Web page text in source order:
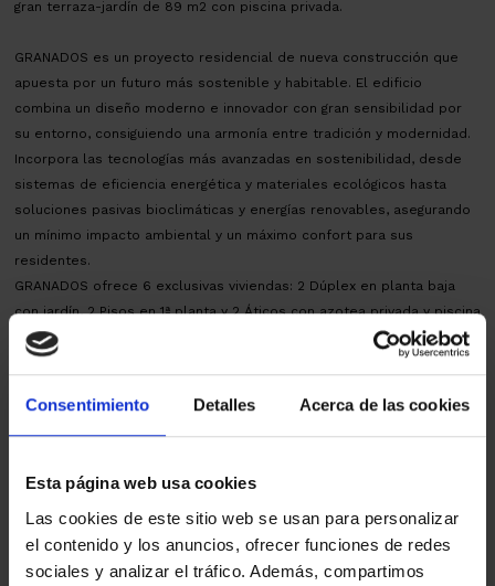
Consentimiento Detalles Acerca de las cookies
Esta página web usa cookies
Las cookies de este sitio web se usan para personalizar
el contenido y los anuncios, ofrecer funciones de redes
sociales y analizar el tráfico. Además, compartimos
gran terraza-jardín de 89 m2 con piscina privada.
GRANADOS es un proyecto residencial de nueva construcción que
apuesta por un futuro más sostenible y habitable. El edificio
combina un diseño moderno e innovador con gran sensibilidad por
su entorno, consiguiendo una armonía entre tradición y modernidad.
Incorpora las tecnologías más avanzadas en sostenibilidad, desde
sistemas de eficiencia energética y materiales ecológicos hasta
soluciones pasivas bioclimáticas y energías renovables, asegurando
un mínimo impacto ambiental y un máximo confort para sus
residentes.
GRANADOS ofrece 6 exclusivas viviendas: 2 Dúplex en planta baja
con jardín, 2 Pisos en 1ª planta y 2 Áticos con azotea privada y piscina
en cubierta. Además, ofrece la posibilidad de adquirir plazas de
aparcamiento, por 27.000€ cada una, en edificio de al lado.
Caduca: 2029 Entrega Obra: 2028
Impostos IVA+ AJD, segons tipus vigents. Despeses notarials i
Vídeo